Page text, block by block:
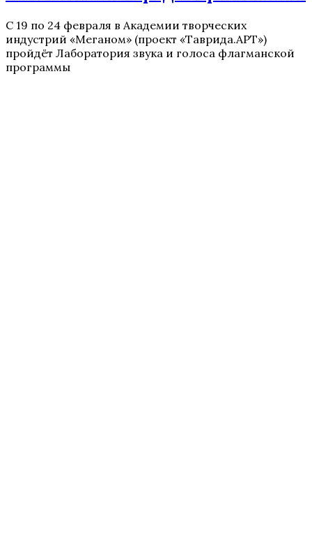
С 19 по 24 февраля в Академии творческих
индустрий «Меганом» (проект «Таврида.АРТ»)
пройдёт Лаборатория звука и голоса флагманской
программы